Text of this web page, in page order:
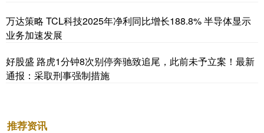
万达策略 TCL科技2025年净利同比增长188.8% 半导体显示
业务加速发展
好股盛 路虎1分钟8次别停奔驰致追尾，此前未予立案！最新
通报：采取刑事强制措施
推荐资讯